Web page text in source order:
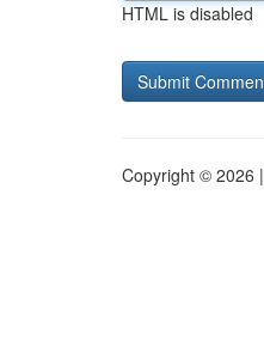
HTML is disabled
Copyright © 2026 |